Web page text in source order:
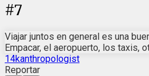
#7
Viajar juntos en general es una
Empacar, el aeropuerto, los taxis,
14kanthropologist
Reportar